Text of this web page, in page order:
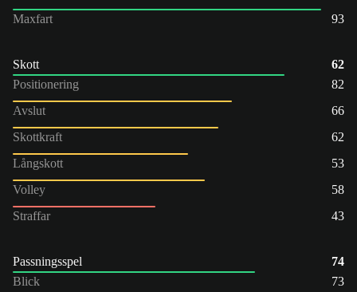
Maxfart
93
Skott
62
Positionering
82
Avslut
66
Skottkraft
62
Långskott
53
Volley
58
Straffar
43
Passningsspel
74
Blick
73